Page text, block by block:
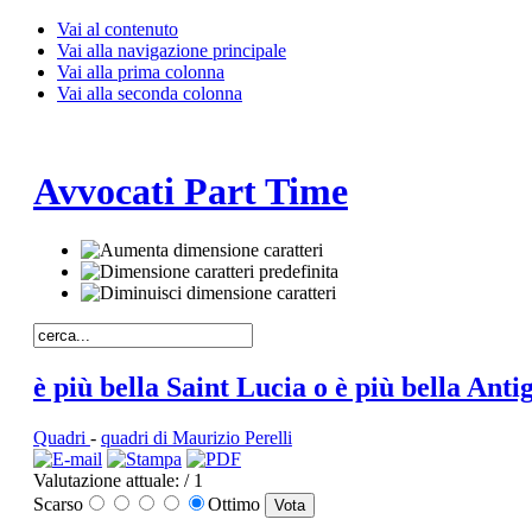
Vai al contenuto
Vai alla navigazione principale
Vai alla prima colonna
Vai alla seconda colonna
Avvocati Part Time
è più bella Saint Lucia o è più bella
Quadri - quadri di Maurizio Perelli
Valutazione attuale: / 1
Scarso
Ottimo